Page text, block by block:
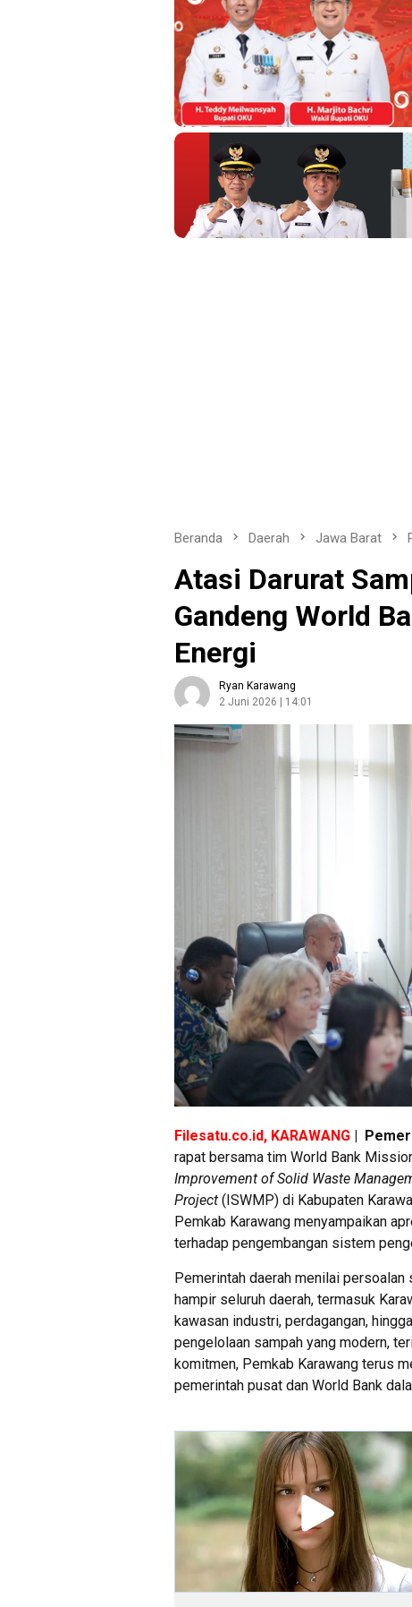
Beranda Daerah Jawa Barat
Atasi Darurat
Gandeng World
Energi
Ryan Karawang
2 Juni 2026 | 14:01
Filesatu.co.id, KARAWANG |
rapat bersama tim World Bank
Improvement of Solid Waste
Project (ISWMP) di Kabupaten
Pemkab Karawang menyampaikan
terhadap pengembangan sistem
Pemerintah daerah menilai persoalan
hampir seluruh daerah, termasuk
kawasan industri, perdagangan,
pengelolaan sampah yang modern,
komitmen, Pemkab Karawang terus
pemerintah pusat dan World Bank